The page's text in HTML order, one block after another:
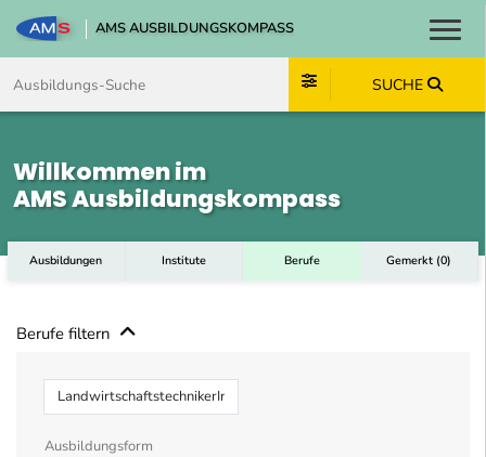
AMS AUSBILDUNGSKOMPASS
SUCHE
Willkommen im
AMS Ausbildungskompass
Ausbildungen Institute Berufe Gemerkt (0)
Berufe filtern
Beruf
Ausbildungsform